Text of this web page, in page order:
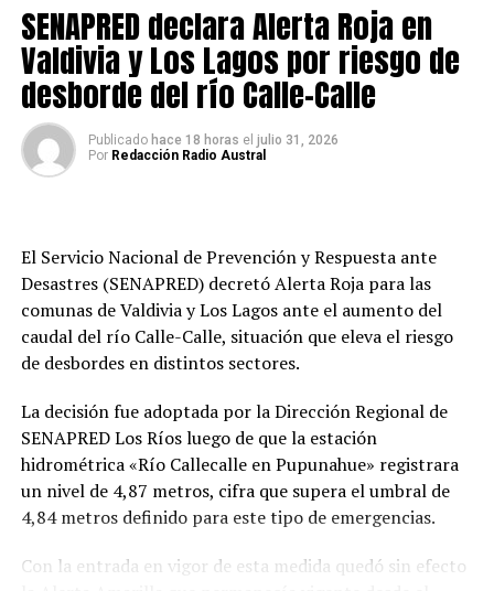
SENAPRED declara Alerta Roja en
Valdivia y Los Lagos por riesgo de
desborde del río Calle-Calle
Publicado hace 18 horas el julio 31, 2026
Por Redacción Radio Austral
El Servicio Nacional de Prevención y Respuesta ante
Desastres (SENAPRED) decretó Alerta Roja para las
comunas de Valdivia y Los Lagos ante el aumento del
caudal del río Calle-Calle, situación que eleva el riesgo
de desbordes en distintos sectores.
La decisión fue adoptada por la Dirección Regional de
SENAPRED Los Ríos luego de que la estación
hidrométrica «Río Callecalle en Pupunahue» registrara
un nivel de 4,87 metros, cifra que supera el umbral de
4,84 metros definido para este tipo de emergencias.
Con la entrada en vigor de esta medida quedó sin efecto